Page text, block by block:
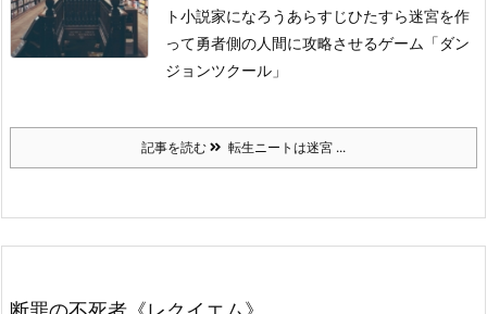
ト小説家になろう あらすじひたすら迷宮を作
って勇者側の人間に攻略させるゲーム「ダン
ジョンツクール」
記事を読む 転生ニートは迷宮 ...